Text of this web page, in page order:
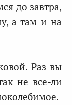
до завтра,
а там и на
Раз вы
не все-ли